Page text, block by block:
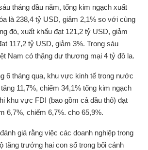
tháng đầu năm, tổng kim ngạch xuất
là 238,4 tỷ USD, giảm 2,1% so với cùng
đó, xuất khẩu đạt 121,2 tỷ USD, giảm
117,2 tỷ USD, giảm 3%. Trong sáu
Nam có thặng dư thương mại 4 tỷ đô la.
6 tháng qua, khu vực kinh tế trong nước
11,7%, chiếm 34,1% tổng kim ngạch
khu vực FDI (bao gồm cả dầu thô) đạt
6,7%, chiếm 6,7%. cho 65,9%.
giá rằng việc các doanh nghiệp trong
tăng trưởng hai con số trong bối cảnh